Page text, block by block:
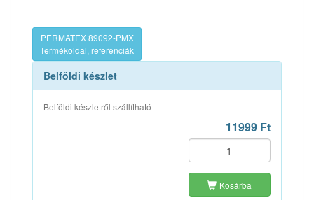
PERMATEX 89092-PMX
Termékoldal, referenciák
Belföldi készlet
Belföldi készletről szállítható
11999 Ft
Kosárba